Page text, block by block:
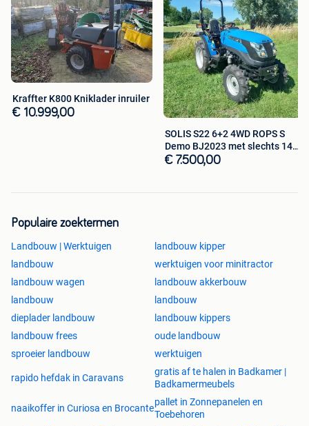
Kraffter K800 Kniklader inruiler
€ 10.999,00
SOLIS S22 6+2 4WD ROPS S
Demo BJ2023 met slechts 14
uur
€ 7.500,00
Populaire zoektermen
Landbouw | Werktuigen
landbouw kipper
landbouw
werktuigen voor minitractor
landbouw wagen
landbouw akkerbouw
landbouw
landbouw
dieplader landbouw
landbouw kippers
landbouw frees
oude landbouw
sproeier landbouw
werktuigen
rapido hefdak in Caravans
gratis af te halen in Badkamer |
Badkamermeubels
naaikoffer in Curiosa en Brocante
pallet in Zonnepanelen en
Toebehoren